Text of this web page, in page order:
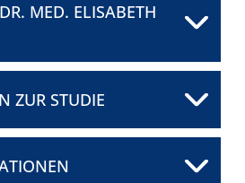
ÜBER UNS
MED. ELISABETH
Frau Dr. med. Elisabeth
Freiburg
ZUR STUDIE